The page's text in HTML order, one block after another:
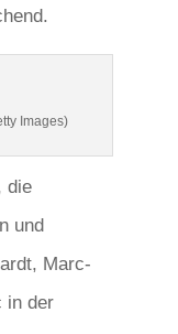
Images)
die
und
Marc-
in der